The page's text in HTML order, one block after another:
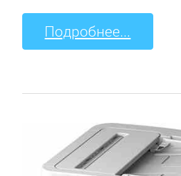
Подробнее...